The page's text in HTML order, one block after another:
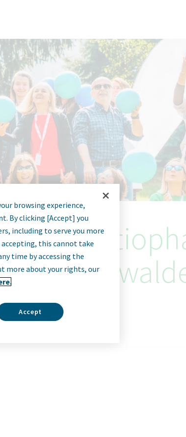
w/d)
browsing experience,
By clicking [Accept] you
including to serve you more
this cannot take
time by accessing the
more about your rights, our
Accept